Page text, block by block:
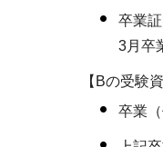
卒業
3月卒
【Bの受験
卒業